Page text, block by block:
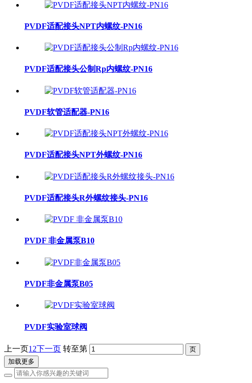
PVDF适配接头NPT内螺纹-PN16
PVDF适配接头公制Rp内螺纹-PN16
PVDF软管适配器-PN16
PVDF适配接头NPT外螺纹-PN16
PVDF适配接头R外螺纹接头-PN16
PVDF 非金属泵B10
PVDF非金属泵B05
PVDF实验室球阀
上一页1 2下一页 转至第
加载更多